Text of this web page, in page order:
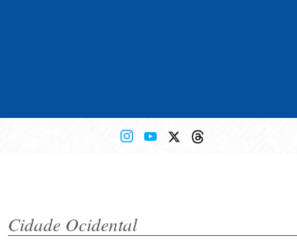
Cidade Ocidental